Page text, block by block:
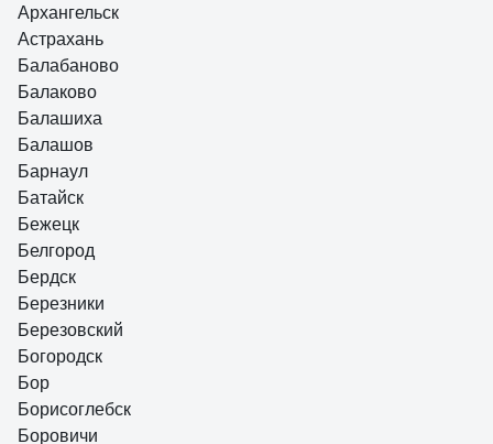
Архангельск
Астрахань
Балабаново
Балаково
Балашиха
Балашов
Барнаул
Батайск
Бежецк
Белгород
Бердск
Березники
Березовский
Богородск
Бор
Борисоглебск
Боровичи